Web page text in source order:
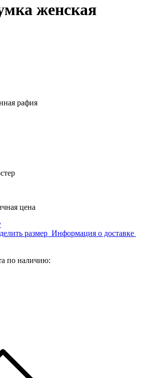
женская
рафия
цена
размер Информация о доставке
по наличию: